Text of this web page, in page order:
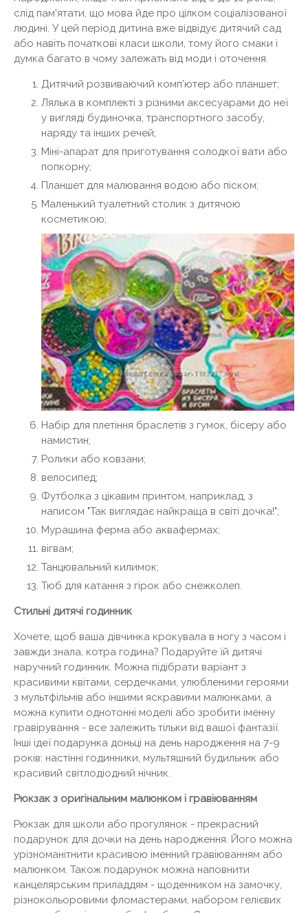
слід пам'ятати, що мова йде про цілком соціалізованої
людині. У цей період дитина вже відвідує дитячий сад
або навіть початкові класи школи, тому його смаки і
думка багато в чому залежать від моди і оточення.
Дитячий розвиваючий комп'ютер або планшет;
Лялька в комплекті з різними аксесуарами до неї
у вигляді будиночка, транспортного засобу,
наряду та інших речей;
Міні-апарат для приготування солодкої вати або
попкорну;
Планшет для малювання водою або піском;
Маленький туалетний столик з дитячою
косметикою;
Набір для плетіння браслетів з гумок, бісеру або
намистин;
Ролики або ковзани;
велосипед;
Футболка з цікавим принтом, наприклад, з
написом "Так виглядає найкраща в світі дочка!";
Мурашина ферма або аквафермах;
вігвам;
Танцювальний килимок;
Тюб для катання з гірок або снежколеп.
Стильні дитячі годинник
Хочете, щоб ваша дівчинка крокувала в ногу з часом і
завжди знала, котра година? Подаруйте їй дитячі
наручний годинник. Можна підібрати варіант з
красивими квітами, сердечками, улюбленими героями
з мультфільмів або іншими яскравими малюнками, а
можна купити однотонні моделі або зробити іменну
гравірування - все залежить тільки від вашої фантазії.
Інші ідеї подарунка доньці на день народження на 7-9
років: настінні годинники, мультяшний будильник або
красивий світлодіодний нічник.
Рюкзак з оригінальним малюнком і гравіюванням
Рюкзак для школи або прогулянок - прекрасний
подарунок для дочки на день народження. Його можна
урізноманітнити красивою іменний гравіюванням або
малюнком. Також подарунок можна наповнити
канцелярським приладдям - щоденником на замочку,
різнокольоровими фломастерами, набором гелієвих